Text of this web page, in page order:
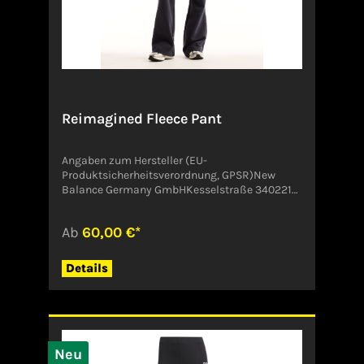
Reimagined Fleece Pant
Angaben zum Hersteller (EU-
Produktsicherheitsverordnung, GPSR)New
Balance Germany GmbHKesselstraße 340221
Ab 60,00 €*
Details
Neu